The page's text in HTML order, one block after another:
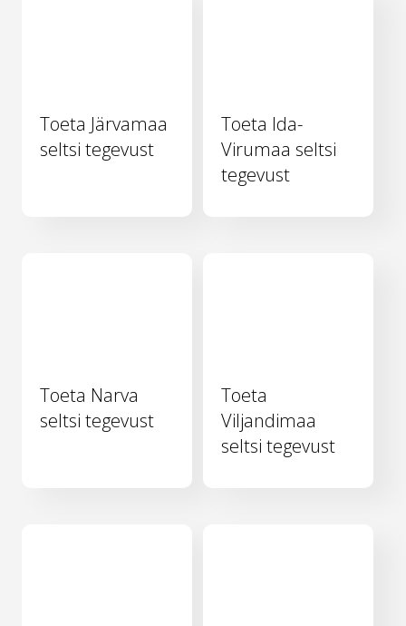
Toeta Järvamaa
seltsi tegevust
Toeta Ida-
Virumaa seltsi
tegevust
Toeta Narva
seltsi tegevust
Toeta
Viljandimaa
seltsi tegevust